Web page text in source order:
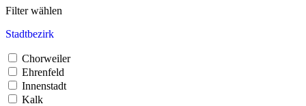
Filter wählen
Stadtbezirk
Chorweiler
Ehrenfeld
Innenstadt
Kalk